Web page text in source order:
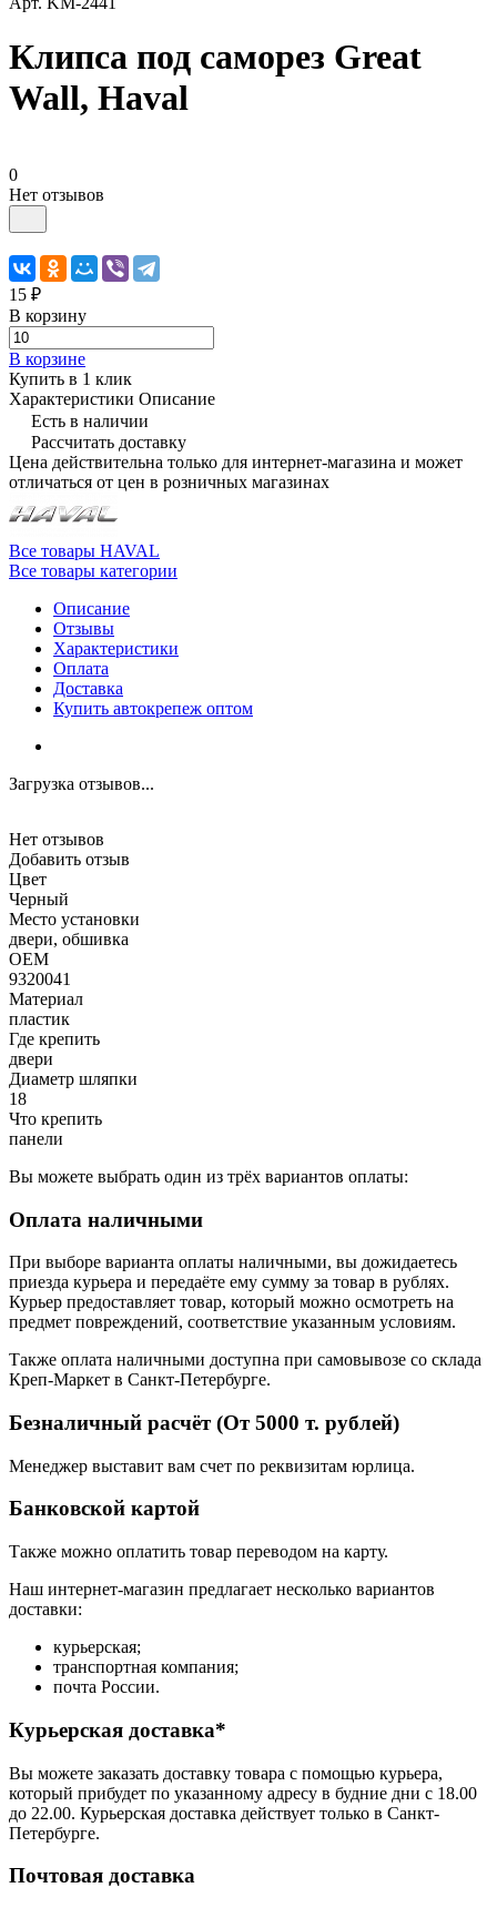
Клипса под саморез Great
Wall, Haval
0
Нет отзывов
15 ₽
В корзину
В корзине
Купить в 1 клик
Характеристики Описание
Есть в наличии
Рассчитать доставку
Цена действительна только для интернет-магазина и может
отличаться от цен в розничных магазинах
Все товары HAVAL
Все товары категории
Описание
Отзывы
Характеристики
Оплата
Доставка
Купить автокрепеж оптом
Загрузка отзывов...
Нет отзывов
Добавить отзыв
Цвет
Черный
Место установки
двери, обшивка
OEM
9320041
Материал
пластик
Где крепить
двери
Диаметр шляпки
18
Что крепить
панели
Вы можете выбрать один из трёх вариантов оплаты:
Оплата наличными
При выборе варианта оплаты наличными, вы дожидаетесь
приезда курьера и передаёте ему сумму за товар в рублях.
Курьер предоставляет товар, который можно осмотреть на
предмет повреждений, соответствие указанным условиям.
Также оплата наличными доступна при самовывозе со склада
Креп-Маркет в Санкт-Петербурге.
Безналичный расчёт (От 5000 т. рублей)
Менеджер выставит вам счет по реквизитам юрлица.
Банковской картой
Также можно оплатить товар переводом на карту.
Наш интернет-магазин предлагает несколько вариантов
доставки:
курьерская;
транспортная компания;
почта России.
Курьерская доставка*
Вы можете заказать доставку товара с помощью курьера,
который прибудет по указанному адресу в будние дни с 18.00
до 22.00. Курьерская доставка действует только в Санкт-
Петербурге.
Почтовая доставка